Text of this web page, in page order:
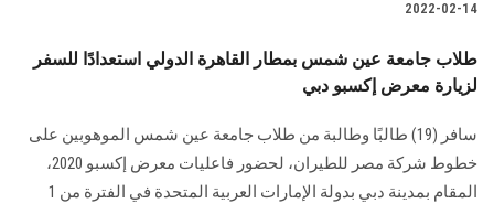
2022-02-14
طلاب جامعة عين شمس بمطار القاهرة الدولي استعدادًا للسفر
لزيارة معرض إكسبو دبي
سافر (19) طالبًا وطالبة من طلاب جامعة عين شمس الموهوبين على
خطوط شركة مصر للطيران، لحضور فاعليات معرض إكسبو 2020،
المقام بمدينة دبي بدولة الإمارات العربية المتحدة في الفترة من 1